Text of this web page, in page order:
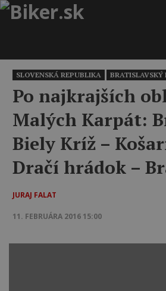
SLOVENSKÁ REPUBLIKA BRATISLAVSKÝ
Po najkrajších
Malých Karpát:
Biely Kríž –
Dračí hrádok –
JURAJ FALAT
11. FEBRUÁRA 2016 15:00